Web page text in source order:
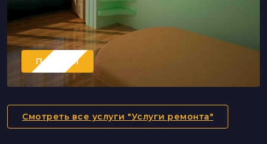
Перейти
Смотреть все услуги "Услуги ремонта"